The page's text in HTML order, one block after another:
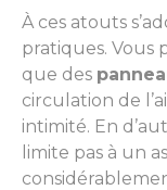
À ces atouts
pratiques. Vous
que des
circulation de
intimité. En
limite pas à un